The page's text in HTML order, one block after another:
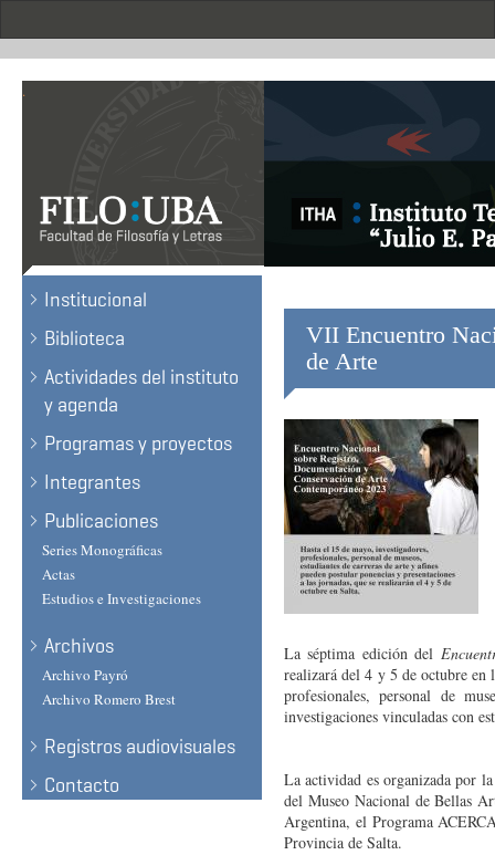
.
Institucional
Biblioteca
Actividades del instituto
y agenda
Programas y proyectos
Integrantes
Publicaciones
Series Monográficas
Actas
Estudios e Investigaciones
Archivos
Archivo Payró
Archivo Romero Brest
Registros audiovisuales
Contacto
VII Encuentro
de Arte
La séptima edición del
realizará del 4 y 5 de octubre en
profesionales, personal de
investigaciones vinculadas con
La actividad es organizada por
del Museo Nacional de Bellas
Argentina, el Programa
Provincia de Salta.